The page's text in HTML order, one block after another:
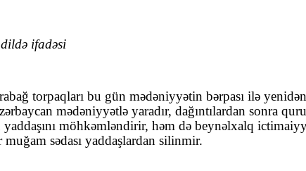
ifadəsi
torpaqları bu gün mədəniyyətin bərpası ilə
mədəniyyətlə yaradır, dağıntılardan sonra
möhkəmləndirir, həm də beynəlxalq
sədası yaddaşlardan silinmir.